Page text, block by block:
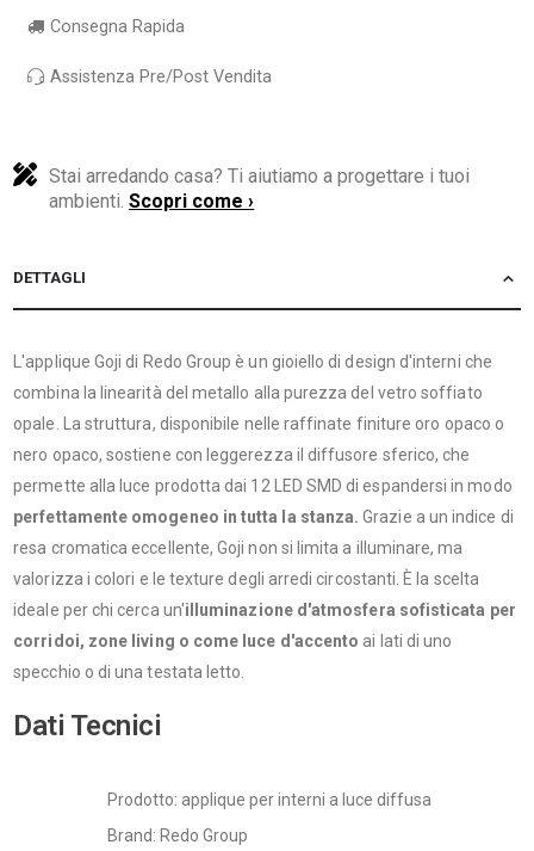
Consegna Rapida
Assistenza Pre/Post Vendita
Stai arredando casa? Ti aiutiamo a progettare i tuoi
ambienti.Scopri come ›
DETTAGLI
L'applique Goji di Redo Group è un gioiello di design d'interni che
combina la linearità del metallo alla purezza del vetro soffiato
opale. La struttura, disponibile nelle raffinate finiture oro opaco o
nero opaco, sostiene con leggerezza il diffusore sferico, che
permette alla luce prodotta dai 12 LED SMD di espandersi in modo
perfettamente omogeneo in tutta la stanza.Grazie a un indice di
resa cromatica eccellente, Goji non si limita a illuminare, ma
valorizza i colori e le texture degli arredi circostanti. È la scelta
ideale per chi cerca un'illuminazione d'atmosfera sofisticata per
corridoi, zone living o come luce d'accento ai lati di uno
specchio o di una testata letto.
Dati Tecnici
Prodotto: applique per interni a luce diffusa
Brand: Redo Group